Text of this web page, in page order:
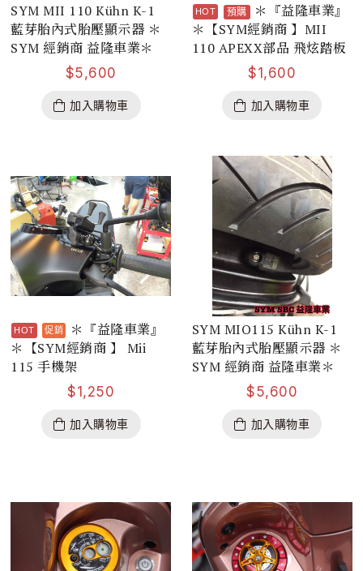
SYM MII 110 Kühn K-1
藍芽胎內式胎壓顯示器 ＊
SYM 經銷商 益隆車業＊
$5,600
加入購物車
預購
＊『益隆車業』
＊【SYM經銷商 】MII
110 APEXX部品 飛炫踏板
$1,600
加入購物車
＊『益隆車業』
＊【SYM經銷商 】 Mii
115 手機架
$1,250
加入購物車
SYM MIO115 Kühn K-1
藍芽胎內式胎壓顯示器 ＊
SYM 經銷商 益隆車業＊
$5,600
加入購物車